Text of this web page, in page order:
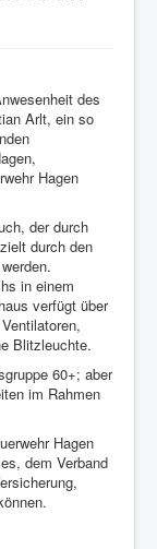
des
Arlt, ein so
Hagen
der durch
durch den
in einem
verfügt über
Blitzleuchte.
60+; aber
im Rahmen
Hagen
dem Verband